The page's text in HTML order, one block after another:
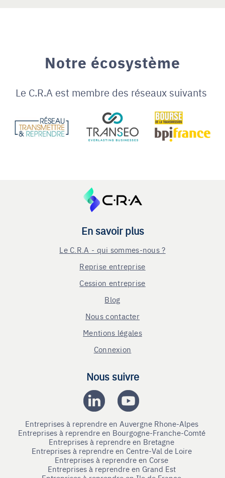
Notre écosystème
Le C.R.A est membre des réseaux suivants
En savoir plus
Le C.R.A - qui sommes-nous ?
Reprise entreprise
Cession entreprise
Blog
Nous contacter
Mentions légales
Connexion
Nous suivre
Entreprises à reprendre en Auvergne Rhone-Alpes
Entreprises à reprendre en Bourgogne-Franche-Comté
Entreprises à reprendre en Bretagne
Entreprises à reprendre en Centre-Val de Loire
Entreprises à reprendre en Corse
Entreprises à reprendre en Grand Est